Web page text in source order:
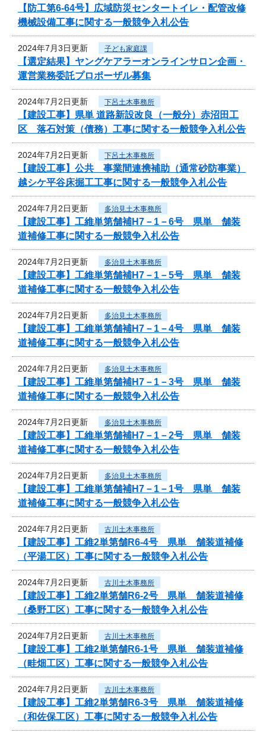
【防工第6-64号】広域防災センタートイレ・配管改修
機械設備工事に関する一般競争入札公告
2024年7月3日更新 子ども家庭課
【選定結果】ヤングケアラーオンラインサロン企画・
運営業務委託プロポーザル募集
2024年7月2日更新 下呂土木事務所
【建設工事】県単 道路新設改良（一般分）赤沼田工
区 落石対策（債務）工事に関する一般競争入札公告
2024年7月2日更新 下呂土木事務所
【建設工事】公共 事業間連携補助（通常砂防事業）
越シケ平谷床掘工工事に関する一般競争入札公告
2024年7月2日更新 多治見土木事務所
【建設工事】工維単第舗補H7－1－6号 県単 舗装
道補修工事に関する一般競争入札公告
2024年7月2日更新 多治見土木事務所
【建設工事】工維単第舗補H7－1－5号 県単 舗装
道補修工事に関する一般競争入札公告
2024年7月2日更新 多治見土木事務所
【建設工事】工維単第舗補H7－1－4号 県単 舗装
道補修工事に関する一般競争入札公告
2024年7月2日更新 多治見土木事務所
【建設工事】工維単第舗補H7－1－3号 県単 舗装
道補修工事に関する一般競争入札公告
2024年7月2日更新 多治見土木事務所
【建設工事】工維単第舗補H7－1－2号 県単 舗装
道補修工事に関する一般競争入札公告
2024年7月2日更新 多治見土木事務所
【建設工事】工維単第舗補H7－1－1号 県単 舗装
道補修工事に関する一般競争入札公告
2024年7月2日更新 古川土木事務所
【建設工事】工維2単第舗R6-4号 県単 舗装道補修
（平湯工区）工事に関する一般競争入札公告
2024年7月2日更新 古川土木事務所
【建設工事】工維2単第舗R6-2号 県単 舗装道補修
（桑野工区）工事に関する一般競争入札公告
2024年7月2日更新 古川土木事務所
【建設工事】工維2単第舗R6-1号 県単 舗装道補修
（畦畑工区）工事に関する一般競争入札公告
2024年7月2日更新 古川土木事務所
【建設工事】工維2単第舗R6-3号 県単 舗装道補修
（和佐保工区）工事に関する一般競争入札公告